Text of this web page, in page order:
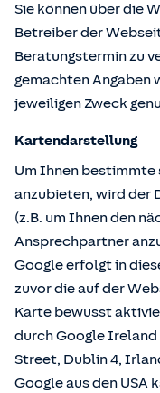
Sie können über die
Betreiber der
Beratungstermin zu
gemachten Angaben
jeweiligen Zweck
Kartendarstellung
Um Ihnen
anzubieten, wird der
(z.B. um Ihnen den
Ansprechpartner
Google erfolgt in
zuvor die auf der
Karte bewusst
durch Google Ireland
Street, Dublin 4,
Google aus den USA